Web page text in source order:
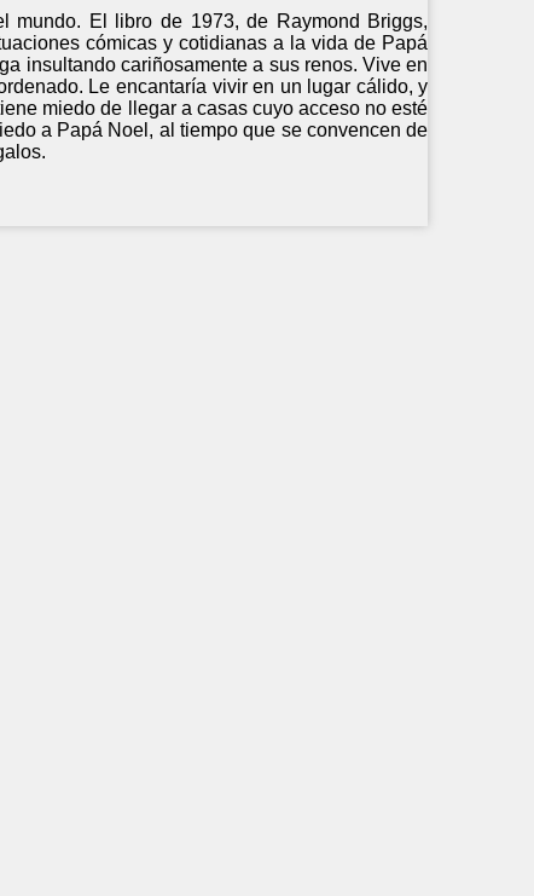
mundo. El libro de 1973, de Raymond Briggs,
cómicas y cotidianas a la vida de Papá
insultando cariñosamente a sus renos. Vive en
Le encantaría vivir en un lugar cálido, y
miedo de llegar a casas cuyo acceso no esté
a Papá Noel, al tiempo que se convencen de